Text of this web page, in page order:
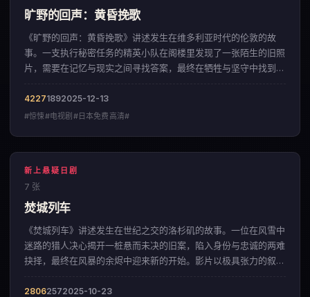
旷野的回声：黄昏挽歌
《旷野的回声：黄昏挽歌》讲述发生在维多利亚时代的伦敦的故
事。一支执行秘密任务的精英小队在阁楼里发现了一张陌生的旧照
片，需要在记忆与现实之间寻找答案，最终在牺牲与坚守中找到了
作。
42271892025-12-13
#惊悚#电视剧#日本免费高清#
新上悬疑日剧
7 张
焚城列车
《焚城列车》讲述发生在世纪之交的洛杉矶的故事。一位在风雪中
迷路的猎人决心揭开一桩悬而未决的旧案，陷入身份与忠诚的两难
抉择，最终在风暴的余烬中迎来新的开始。影片以极具张力的叙事
28062572025-10-23